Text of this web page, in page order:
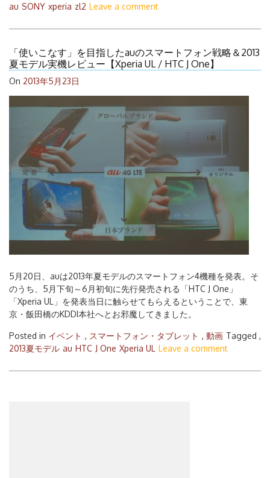
au SONY xperia zl2 Leave a comment
「使いこなす」を目指したauのスマートフォン戦略＆2013
夏モデル実機レビュー【Xperia UL / HTC J One】
On 2013年5月23日
5月20日、auは2013年夏モデルのスマートフォン4機種を発表。そ
のうち、5月下旬～6月初旬に先行発売される「HTC J One」
「Xperia UL」を発表当日に触らせてもらえるということで、東
京・飯田橋のKDDI本社へとお邪魔してきました。
Posted in イベント , スマートフォン・タブレット , 動画 Tagged ,
2013夏モデル au HTC J One Xperia UL Leave a comment